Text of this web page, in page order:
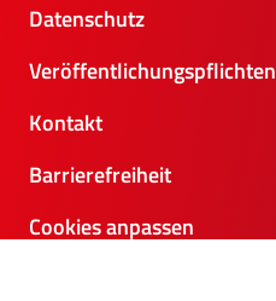
Datenschutz
Veröffentlichungspflichten
Kontakt
Barrierefreiheit
Cookies anpassen